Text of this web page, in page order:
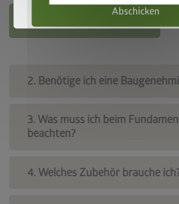
2. Benötige ich eine
3. Was muss ich beim
beachten?
4. Welches Zubehör brauche
Abschicken